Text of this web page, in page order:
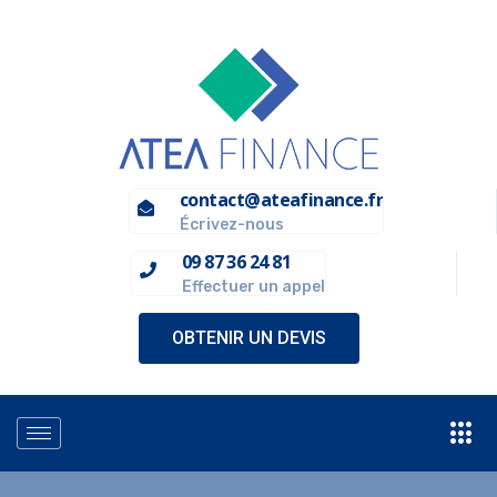
contact@ateafinance.fr
Écrivez-nous
09 87 36 24 81
Effectuer un appel
OBTENIR UN DEVIS